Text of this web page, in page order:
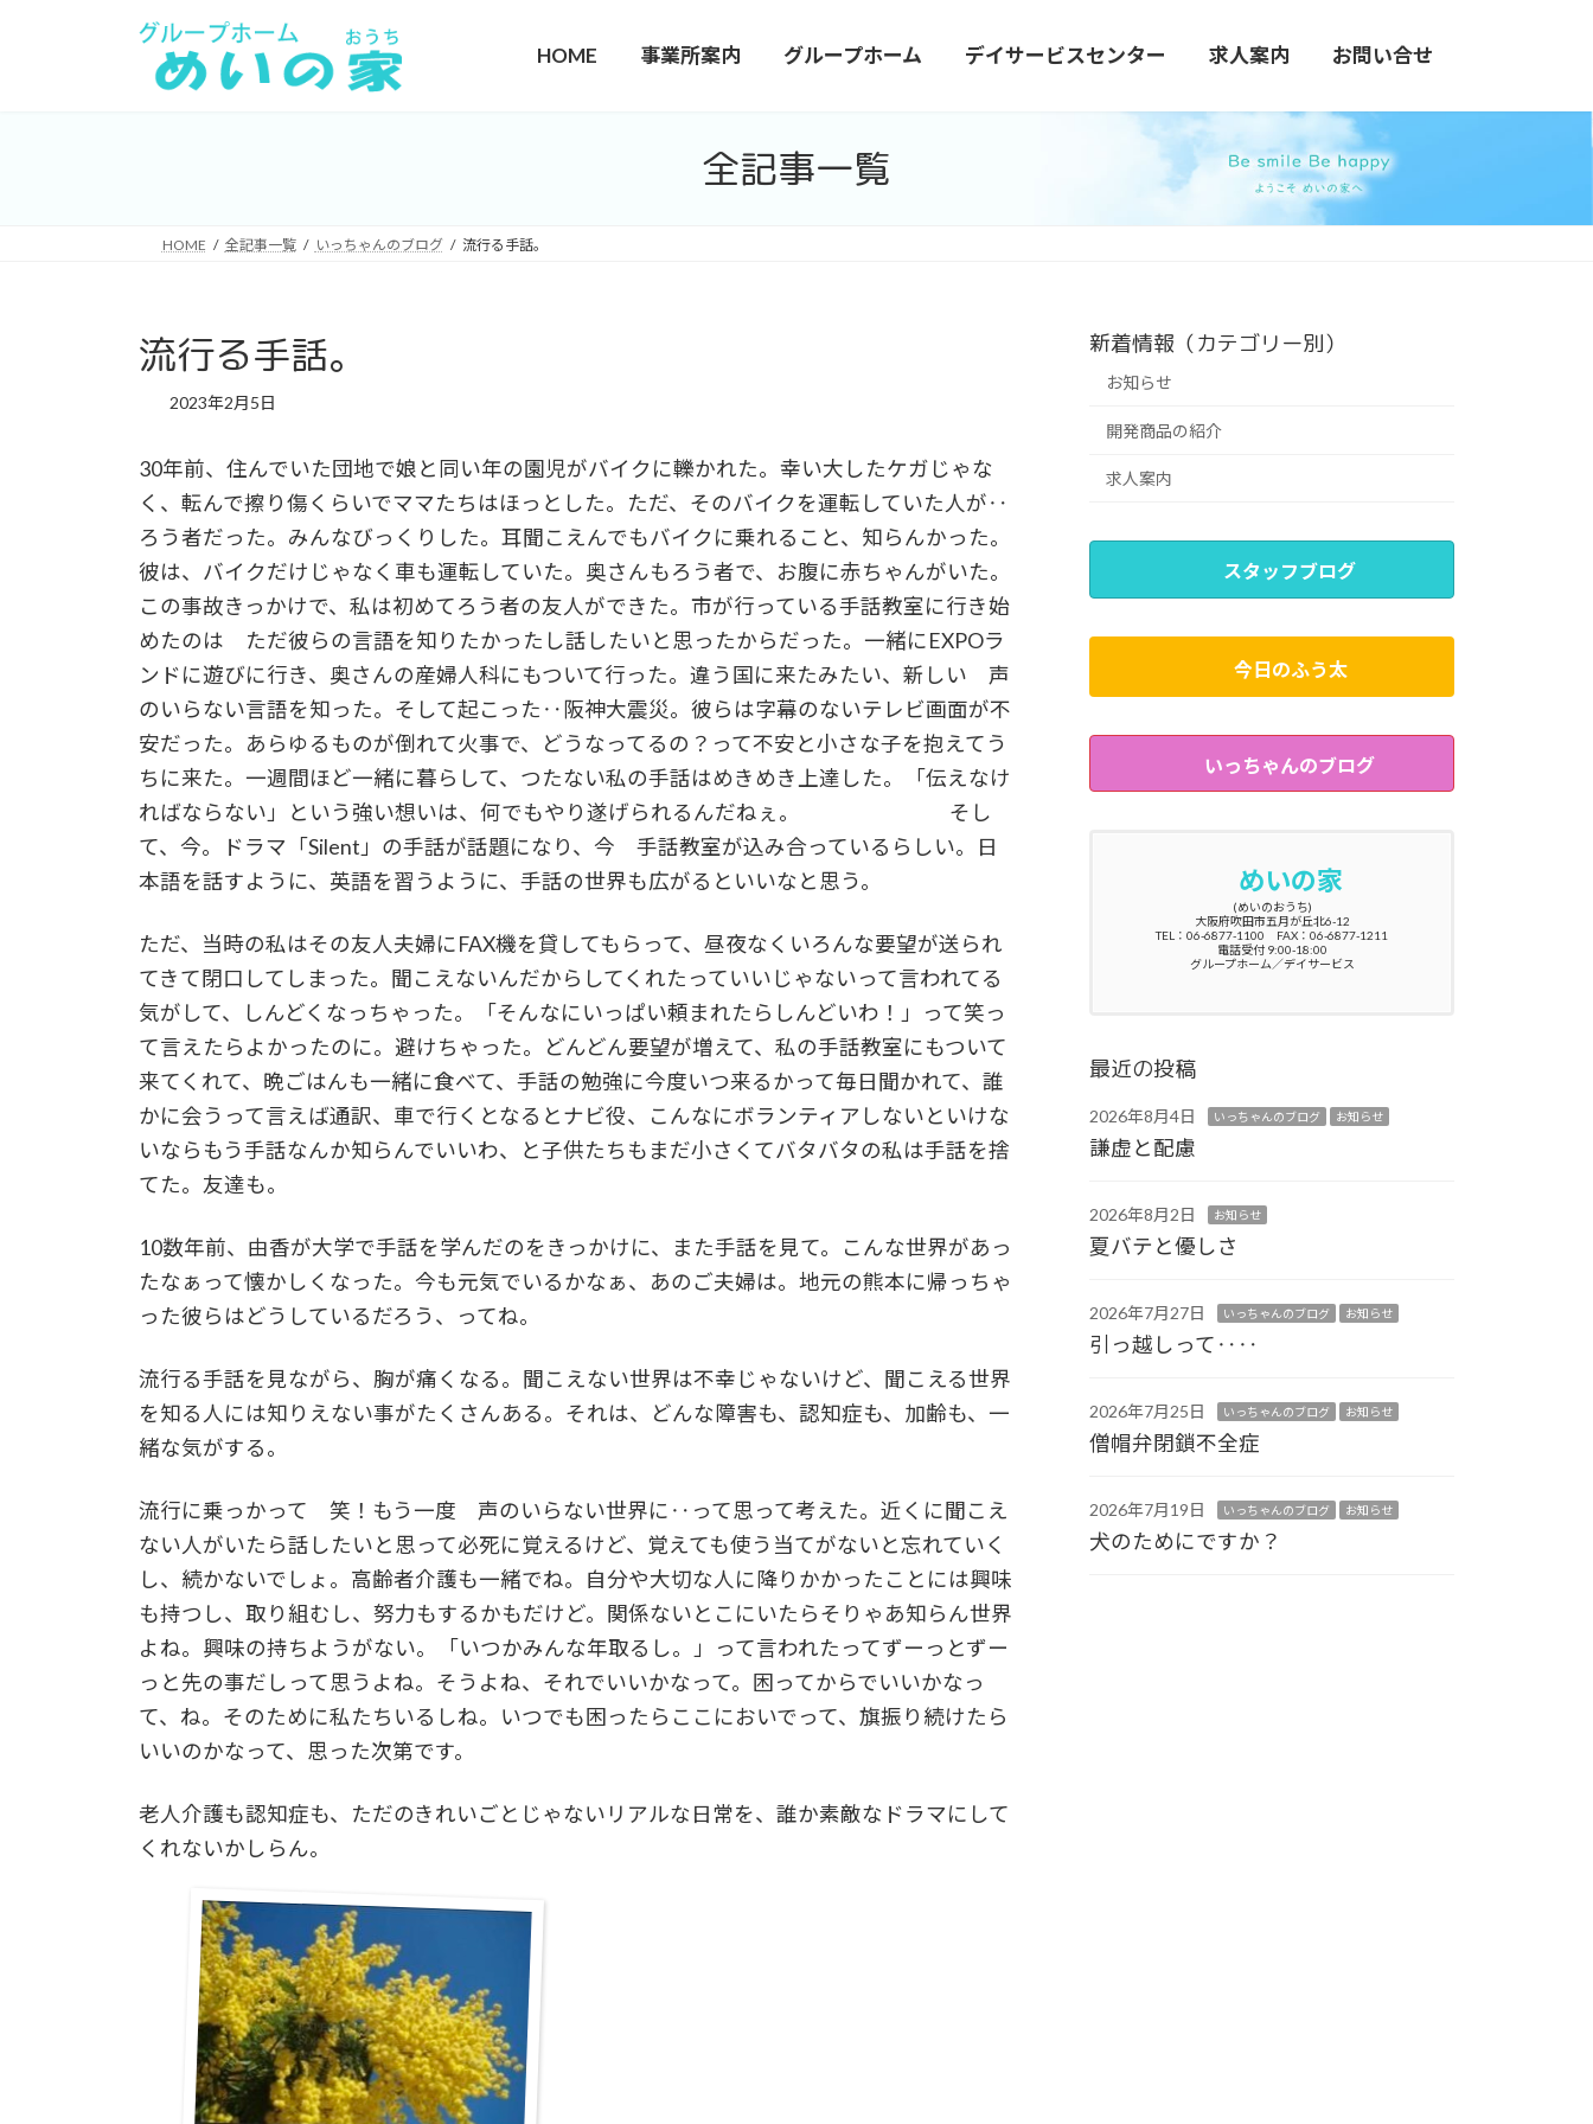
HOME 事業所案内 グループホーム デイサービスセンター 求人案内 お問い合せ
全記事一覧
HOME 全記事一覧 いっちゃんのブログ 流行る手話。
流行る手話。
2023年2月5日
30年前、住んでいた団地で娘と同い年の園児がバイクに轢かれた。幸い大したケガじゃな
く、転んで擦り傷くらいでママたちはほっとした。ただ、そのバイクを運転していた人が‥
ろう者だった。みんなびっくりした。耳聞こえんでもバイクに乗れること、知らんかった。
彼は、バイクだけじゃなく車も運転していた。奥さんもろう者で、お腹に赤ちゃんがいた。
この事故きっかけで、私は初めてろう者の友人ができた。市が行っている手話教室に行き始
めたのは ただ彼らの言語を知りたかったし話したいと思ったからだった。一緒にEXPOラ
ンドに遊びに行き、奥さんの産婦人科にもついて行った。違う国に来たみたい、新しい 声
のいらない言語を知った。そして起こった‥阪神大震災。彼らは字幕のないテレビ画面が不
安だった。あらゆるものが倒れて火事で、どうなってるの？って不安と小さな子を抱えてう
ちに来た。一週間ほど一緒に暮らして、つたない私の手話はめきめき上達した。「伝えなけ
ればならない」という強い想いは、何でもやり遂げられるんだねぇ。 そし
て、今。ドラマ「Silent」の手話が話題になり、今 手話教室が込み合っているらしい。日
本語を話すように、英語を習うように、手話の世界も広がるといいなと思う。
ただ、当時の私はその友人夫婦にFAX機を貸してもらって、昼夜なくいろんな要望が送られ
てきて閉口してしまった。聞こえないんだからしてくれたっていいじゃないって言われてる
気がして、しんどくなっちゃった。「そんなにいっぱい頼まれたらしんどいわ！」って笑っ
て言えたらよかったのに。避けちゃった。どんどん要望が増えて、私の手話教室にもついて
来てくれて、晩ごはんも一緒に食べて、手話の勉強に今度いつ来るかって毎日聞かれて、誰
かに会うって言えば通訳、車で行くとなるとナビ役、こんなにボランティアしないといけな
いならもう手話なんか知らんでいいわ、と子供たちもまだ小さくてバタバタの私は手話を捨
てた。友達も。
10数年前、由香が大学で手話を学んだのをきっかけに、また手話を見て。こんな世界があっ
たなぁって懐かしくなった。今も元気でいるかなぁ、あのご夫婦は。地元の熊本に帰っちゃ
った彼らはどうしているだろう、ってね。
流行る手話を見ながら、胸が痛くなる。聞こえない世界は不幸じゃないけど、聞こえる世界
を知る人には知りえない事がたくさんある。それは、どんな障害も、認知症も、加齢も、一
緒な気がする。
流行に乗っかって 笑！もう一度 声のいらない世界に‥って思って考えた。近くに聞こえ
ない人がいたら話したいと思って必死に覚えるけど、覚えても使う当てがないと忘れていく
し、続かないでしょ。高齢者介護も一緒でね。自分や大切な人に降りかかったことには興味
も持つし、取り組むし、努力もするかもだけど。関係ないとこにいたらそりゃあ知らん世界
よね。興味の持ちようがない。「いつかみんな年取るし。」って言われたってずーっとずー
っと先の事だしって思うよね。そうよね、それでいいかなって。困ってからでいいかなっ
て、ね。そのために私たちいるしね。いつでも困ったらここにおいでって、旗振り続けたら
いいのかなって、思った次第です。
老人介護も認知症も、ただのきれいごとじゃないリアルな日常を、誰か素敵なドラマにして
くれないかしらん。
新着情報（カテゴリー別）
お知らせ
開発商品の紹介
求人案内
スタッフブログ
今日のふう太
いっちゃんのブログ
めいの家
(めいのおうち)
大阪府吹田市五月が丘北6-12
TEL：06-6877-1100 FAX：06-6877-1211
電話受付 9:00-18:00
グループホーム／デイサービス
最近の投稿
2026年8月4日 いっちゃんのブログ お知らせ
謙虚と配慮
2026年8月2日 お知らせ
夏バテと優しさ
2026年7月27日 いっちゃんのブログ お知らせ
引っ越しって‥‥
2026年7月25日 いっちゃんのブログ お知らせ
僧帽弁閉鎖不全症
2026年7月19日 いっちゃんのブログ お知らせ
犬のためにですか？